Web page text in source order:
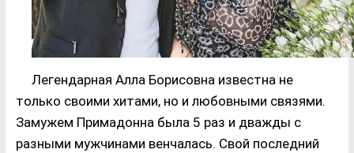
Легендарная Алла Борисовна известна не
только своими хитами, но и любовными связями.
Замужем Примадонна была 5 раз и дважды с
разными мужчинами венчалась. Свой последний